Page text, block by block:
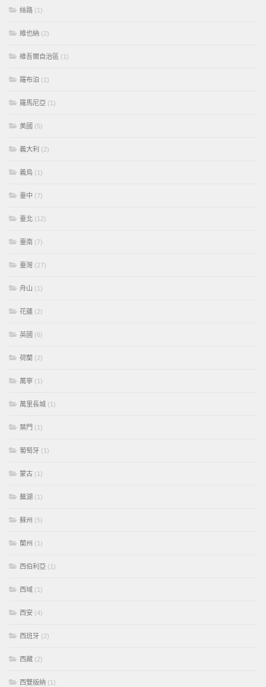
絲路 (1)
維也納 (2)
維吾爾自治區 (1)
羅布泊 (1)
羅馬尼亞 (1)
美國 (5)
義大利 (2)
義烏 (1)
臺中 (7)
臺北 (12)
臺南 (7)
臺灣 (27)
舟山 (1)
花蓮 (2)
英國 (6)
荷蘭 (2)
萬寧 (1)
萬里長城 (1)
葉門 (1)
葡萄牙 (1)
蒙古 (1)
蕪湖 (1)
蘇州 (5)
蘭州 (1)
西伯利亞 (1)
西域 (1)
西安 (4)
西班牙 (2)
西藏 (2)
西雙版納 (1)